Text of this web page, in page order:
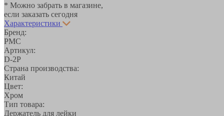
* Можно забрать в магазине,
если заказать сегодня
Характеристики
Бренд:
РМС
Артикул:
D-2P
Страна производства:
Китай
Цвет:
Хром
Тип товара:
Держатель для лейки